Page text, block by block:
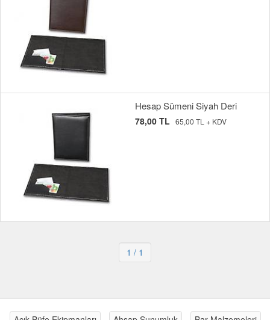
Hesap Sümeni Siyah Deri
78,00 TL 65,00 TL + KDV
1 / 1